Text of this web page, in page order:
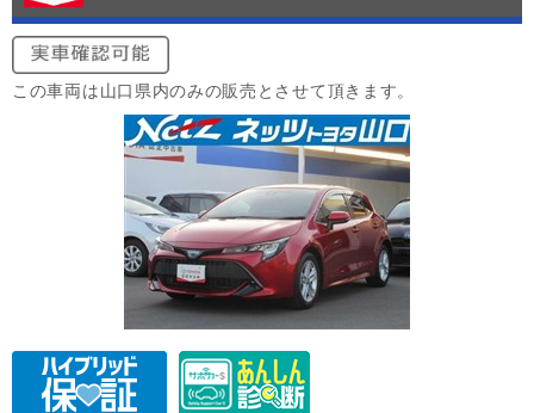
この車両は山口県内のみの販売とさせて頂きます。